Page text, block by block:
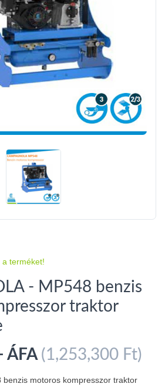
a terméket!
- MP548 benzis
traktor
ÁFA (1,253,300 Ft)
benzis motoros kompresszor traktor